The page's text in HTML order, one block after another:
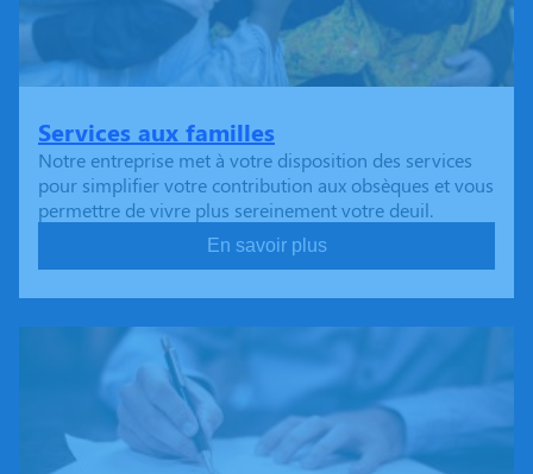
Services aux familles
Notre entreprise met à votre disposition des services
pour simplifier votre contribution aux obsèques et vous
permettre de vivre plus sereinement votre deuil.
En savoir plus